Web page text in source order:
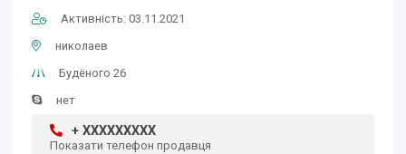
Активність: 03.11.2021
николаев
Будёного 26
нет
+ XXXXXXXXX
Показати телефон продавця